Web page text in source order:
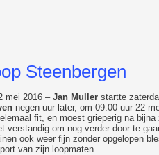
Steenbergen
mei 2016 –Jan Mullerstartte
negen uur later, om 09:00 uur 22
fit, en moest grieperig na
verstandig om nog verder door te
ook weer fijn zonder opgelopen
van zijn loopmaten.